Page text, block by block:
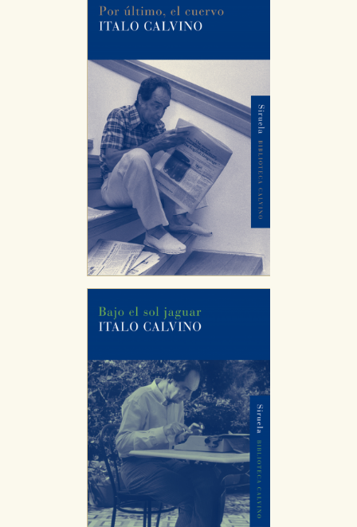
CONFIGURACIÓN DE COOKIES
HABILITAR TODO RECHAZAR TODO
Cookies necesarias